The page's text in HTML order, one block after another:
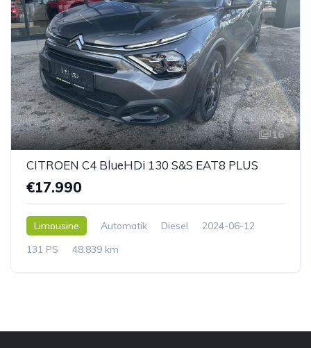
16
CITROEN C4 BlueHDi 130 S&S EAT8 PLUS
€17.990
Limousine Automatik Diesel
2024-06-12
131 PS
48.839 km